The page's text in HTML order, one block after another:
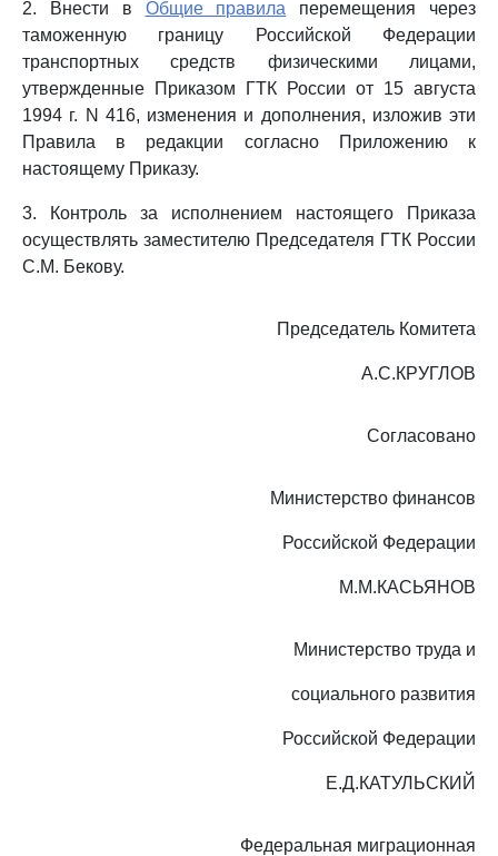
2. Внести в Общие правила перемещения через
таможенную границу Российской Федерации
транспортных средств физическими лицами,
утвержденные Приказом ГТК России от 15 августа
1994 г. N 416, изменения и дополнения, изложив эти
Правила в редакции согласно Приложению к
настоящему Приказу.
3. Контроль за исполнением настоящего Приказа
осуществлять заместителю Председателя ГТК России
С.М. Бекову.
Председатель Комитета
А.С.КРУГЛОВ
Согласовано
Министерство финансов
Российской Федерации
М.М.КАСЬЯНОВ
Министерство труда и
социального развития
Российской Федерации
Е.Д.КАТУЛЬСКИЙ
Федеральная миграционная